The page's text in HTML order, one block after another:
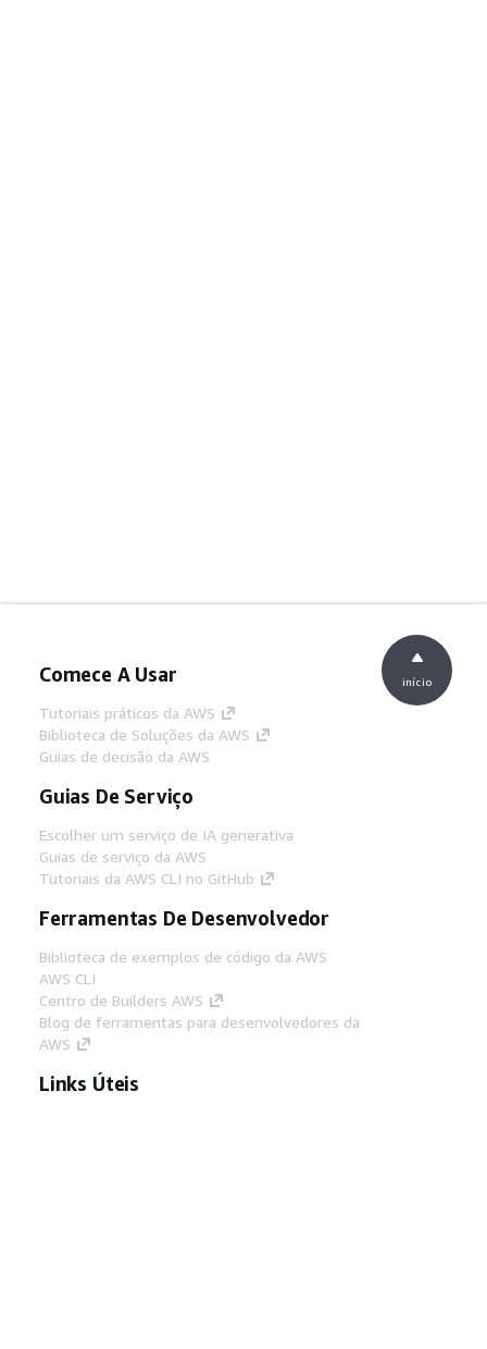
Comece A Usar
Tutoriais práticos da AWS
Biblioteca de Soluções da AWS
Guias de decisão da AWS
Guias De Serviço
Escolher um serviço de IA generativa
Guias de serviço da AWS
Tutoriais da AWS CLI no GitHub
Ferramentas De Desenvolvedor
Biblioteca de exemplos de código da AWS
AWS CLI
Centro de Builders AWS
Blog de ferramentas para desenvolvedores da
AWS
Links Úteis
início